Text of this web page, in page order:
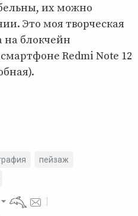
их можно
Это моя творческая
на блокчейн
Redmi Note 12
пейзаж